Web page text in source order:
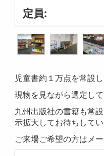
定員:
児童書約１万点を常設し
現物を見ながら選定して
九州出版社の書籍も常
示拡大してお待ちしてい
ご来場ご希望の方はメ